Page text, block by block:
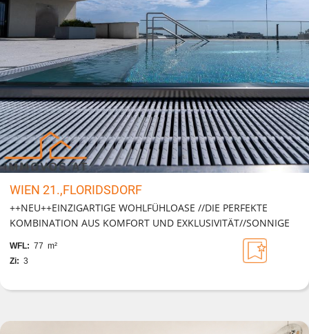
WIEN 21.,FLORIDSDORF
++NEU++EINZIGARTIGE WOHLFÜHLOASE //DIE PERFEKTE
KOMBINATION AUS KOMFORT UND EXKLUSIVITÄT//SONNIGE
FREIFLÄCHE, SWIMMINGPOOL, GARAGE UND VIELES MEHR!
WFL: 77 m²
Zi: 3